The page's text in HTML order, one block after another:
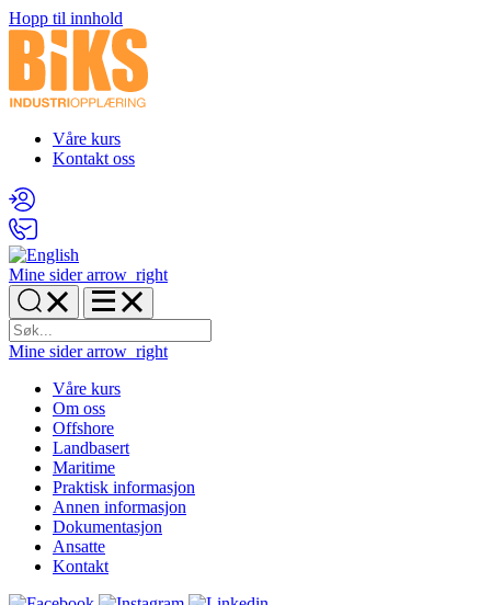
Hopp til innhold
Våre kurs
Kontakt oss
Mine sider arrow_right
Mine sider arrow_right
Våre kurs
Om oss
Offshore
Landbasert
Maritime
Praktisk informasjon
Annen informasjon
Dokumentasjon
Ansatte
Kontakt